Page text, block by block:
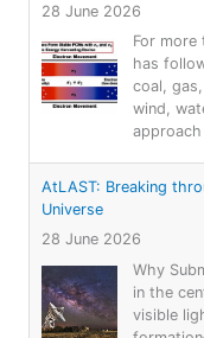
28 June 2026
For more
has
coal,
wind,
approach
AtLAST: Breaking
Universe
28 June 2026
Why
in the
visible